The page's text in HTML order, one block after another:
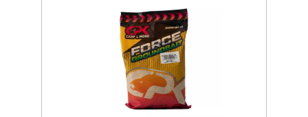
is, zelfs bij het vissen in sterke stroming.
Bovendien zorgt dit grondvoer voor een
opvallend wolkeneffect onder water,
dankzij de deeltjes met verschillende
groottes en korrelgroottes die zorgen
voor zowel horizontale als verticale
geleidelijk kleine hoeveelheden water
en/of additieven toe. Meng krachtig en